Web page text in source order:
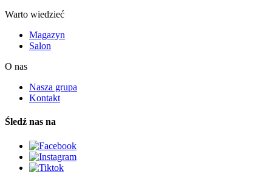
Warto wiedzieć
Magazyn
Salon
O nas
Nasza grupa
Kontakt
Śledź nas na